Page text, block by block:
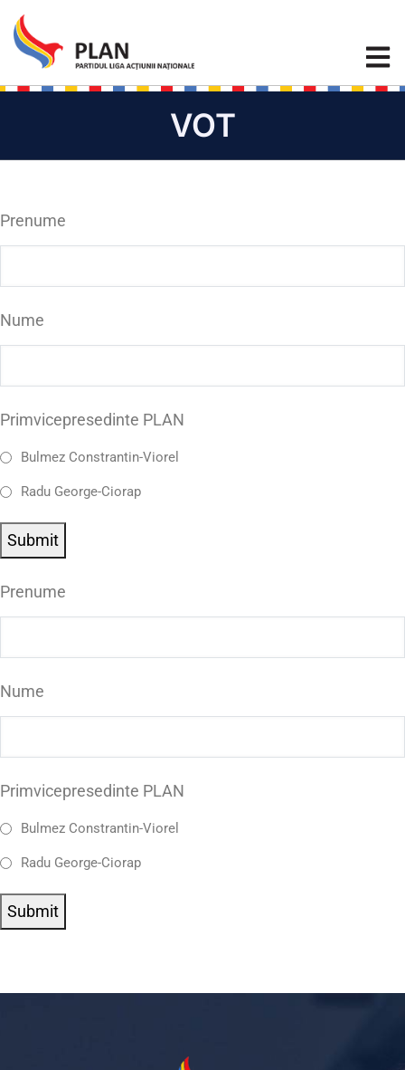
VOT
Prenume
Nume
Primvicepresedinte PLAN
Bulmez Constrantin-Viorel
Radu George-Ciorap
Submit
Prenume
Nume
Primvicepresedinte PLAN
Bulmez Constrantin-Viorel
Radu George-Ciorap
Submit